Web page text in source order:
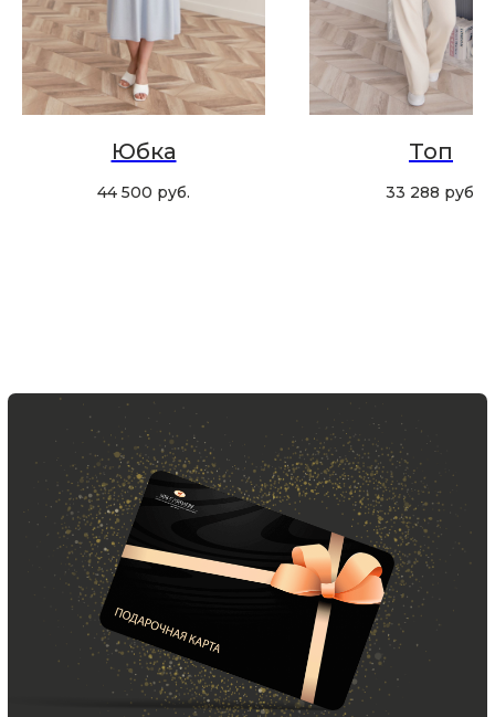
Юбка
44 500 руб.
Топ
33 288 руб.
Хотите быть в курсе всех новинок
и акций, подпишитесь на email рассылку
ООО «МИР КАШЕМИРА» © 2023